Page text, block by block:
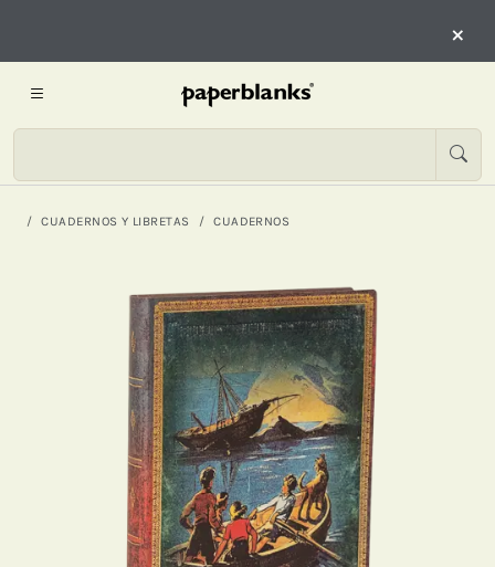
×
CUADERNOS Y LIBRETAS CUADERNOS